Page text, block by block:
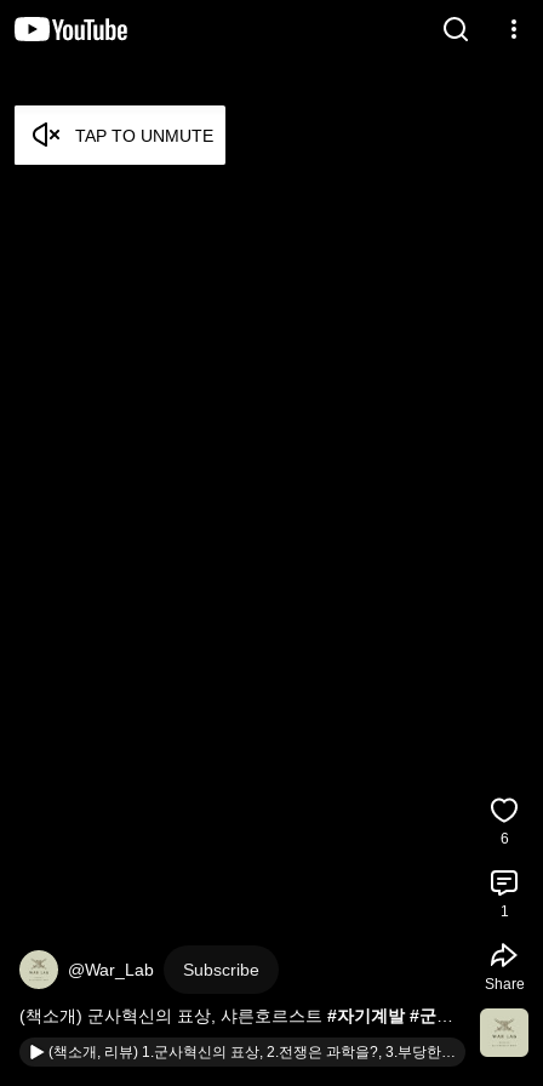
TAP TO UNMUTE
@War_Lab Subscribe
(책소개) 군사혁신의 표상, 샤른호르스트 #자기계발 #군사
#책리뷰
(책소개, 리뷰) 1.군사혁신의 표상, 2.전쟁은 과학을?, 3.부당한 명령 거부? #책소개 #자기계발
6
1
Share